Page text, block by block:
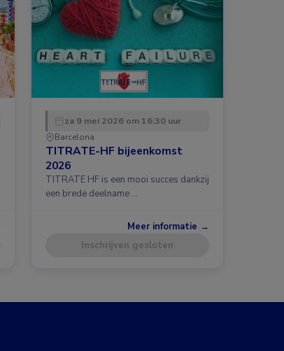
za 9 mei 2026 om 16:30 uur
Barcelona
TITRATE-HF bijeenkomst
2026
TITRATE HF is een mooi succes dankzij
een brede deelname …
Meer informatie →
Inschrijven gesloten